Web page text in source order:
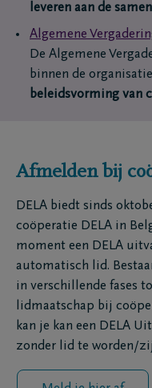
leveren aan de
Algemene
De Algemene
binnen de
beleidsvorming van
Afmelden bij
DELA biedt sinds
coöperatie DELA in
moment een DELA
automatisch lid.
in verschillende fases
lidmaatschap bij
kan je kan een DELA
zonder lid te worden/